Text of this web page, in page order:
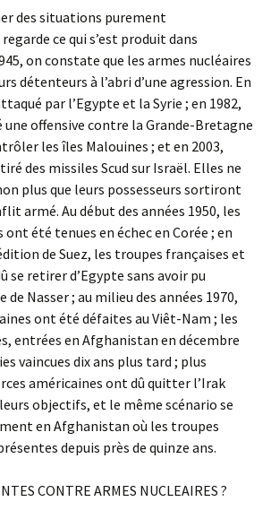
des situations purement
ce qui s’est produit dans
on constate que les armes nucléaires
détenteurs à l’abri d’une agression. En
par l’Egypte et la Syrie ; en 1982,
une offensive contre la Grande-Bretagne
les îles Malouines ; et en 2003,
des missiles Scud sur Israël. Elles ne
plus que leurs possesseurs sortiront
armé. Au début des années 1950, les
été tenues en échec en Corée ; en
de Suez, les troupes françaises et
se retirer d’Egypte sans avoir pu
de Nasser ; au milieu des années 1970,
ont été défaites au Viêt-Nam ; les
entrées en Afghanistan en décembre
vaincues dix ans plus tard ; plus
américaines ont dû quitter l’Irak
objectifs, et le même scénario se
en Afghanistan où les troupes
depuis près de quinze ans.
CONTRE ARMES NUCLEAIRES ?